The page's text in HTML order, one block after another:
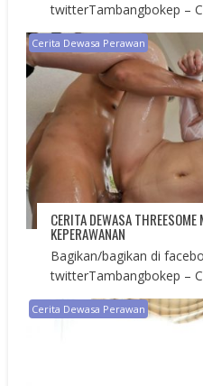
twitterTambangbokep –
Cerita Dewasa Perawan
CERITA DEWASA THREESOME
KEPERAWANAN
Bagikan/bagikan di
twitterTambangbokep –
Cerita Dewasa Perawan